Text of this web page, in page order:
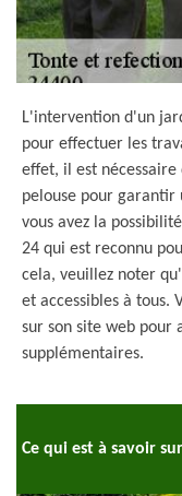
L'intervention d'un
pour effectuer les
effet, il est
pelouse pour garantir
vous avez la
24 qui est reconnu
cela, veuillez noter
et accessibles à tous.
sur son site web pour
supplémentaires.
Ce qui est à savoir